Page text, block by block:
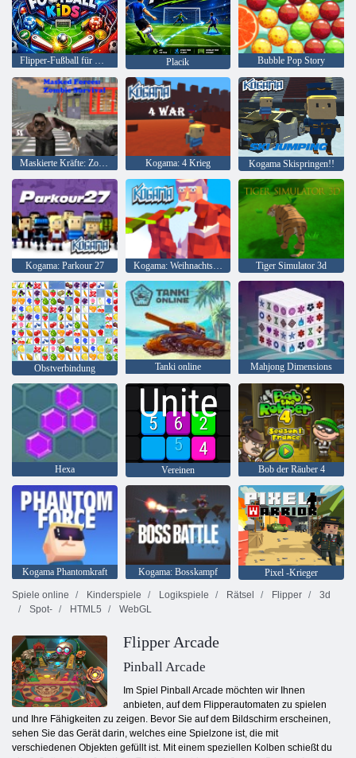
Flipper-Fußball für Kinder Placik Bubble Pop Story
Maskierte Kräfte: Zombie-Überleben Kogama: 4 Krieg Kogama Skispringen!!
Kogama: Parkour 27 Kogama: Weihnachtsparkour Tiger Simulator 3d
Obstverbindung Tanki online Mahjong Dimensions
Hexa Vereinen Bob der Räuber 4
Kogama Phantomkraft Kogama: Bosskampf
Pixel -Krieger
Spiele online
Kinderspiele Logikspiele Rätsel Flipper
3d
Spot-
HTML5 WebGL
Flipper Arcade
Pinball Arcade
Im Spiel Pinball Arcade möchten wir Ihnen
anbieten, auf dem Flipperautomaten zu spielen
und Ihre Fähigkeiten zu zeigen. Bevor Sie auf dem Bildschirm erscheinen,
sehen Sie das Gerät darin, welches eine Spielzone ist, die mit
verschiedenen Objekten gefüllt ist. Mit einem speziellen Kolben schießt du